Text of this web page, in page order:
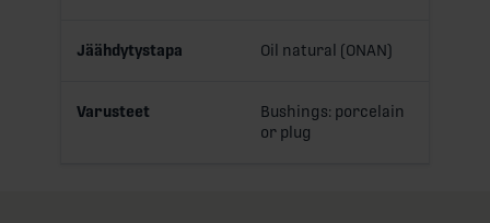
Jäähdytystapa Oil natural (ONAN)
Varusteet
Bushings: porcelain
or plug